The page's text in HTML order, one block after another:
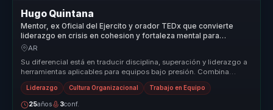
Hugo Quintana
Mentor, ex Oficial del Ejercito y orador TEDx que convierte
liderazgo en crisis en cohesion y fortaleza mental para
equipos.
AR
Su diferencial está en traducir disciplina, superación y liderazgo a
herramientas aplicables para equipos bajo presión. Combina
autoridad...
Liderazgo Cultura Organizacional Trabajo en Equipo
25años 3conf.